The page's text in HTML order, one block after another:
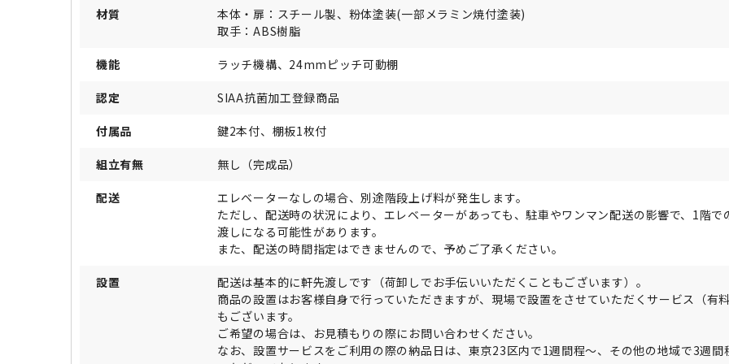
材質
本体・扉：スチール製、粉体塗装(一部メラミン焼付塗装)
取手：ABS樹脂
機能 ラッチ機構、24mmピッチ可動棚
認定 SIAA抗菌加工登録商品
付属品 鍵2本付、棚板1枚付
組立有無 無し（完成品）
配送
エレベーターなしの場合、別途階段上げ料が発生します。
ただし、配送時の状況により、エレベーターがあっても、駐車やワンマン配送の影響で、1階で
渡しになる可能性があります。
また、配送の時間指定はできませんので、予めご了承ください。
設置
配送は基本的に軒先渡しです（荷卸しでお手伝いいただくこともございます）。
商品の設置はお客様自身で行っていただきますが、現場で設置をさせていただくサービス（有料
もございます。
ご希望の場合は、お見積もりの際にお問い合わせください。
なお、設置サービスをご利用の際の納品日は、東京23区内で1週間程～、その他の地域で3週間